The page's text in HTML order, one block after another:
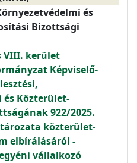
és
Bizottsági
VIII. kerület
Képviselő-
és Közterület-
922/2025.
közterület-
elbírálásáról -
vállalkozó